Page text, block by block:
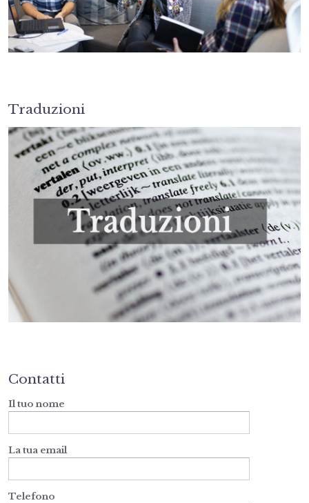
Traduzioni
Contatti
Il tuo nome
La tua email
Telefono